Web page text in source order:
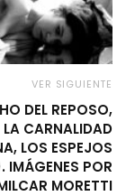
VER SIGUIENTE
DEL REPOSO,
LA CARNALIDAD
LOS ESPEJOS
IMÁGENES POR
MORETTI